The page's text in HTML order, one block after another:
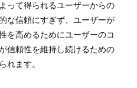
って得られるユーザーからの
な信頼にすぎず、ユーザーが
を高めるためにユーザーのコ
信頼性を維持し続けるための
れます。